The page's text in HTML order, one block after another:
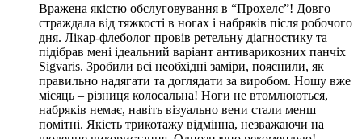
Вражена якістю обслуговування в “Прохелс”! Довго
страждала від тяжкості в ногах і набряків після робочого
дня. Лікар-флеболог провів ретельну діагностику та
підібрав мені ідеальний варіант антиварикозних панчіх
Sigvaris. Зробили всі необхідні заміри, пояснили, як
правильно надягати та доглядати за виробом. Ношу вже
місяць – різниця колосальна! Ноги не втомлюються,
набряків немає, навіть візуально вени стали менш
помітні. Якість трикотажу відмінна, незважаючи на